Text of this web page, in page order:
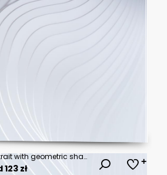
Colorful abstract portrait with geometric shapes
zł